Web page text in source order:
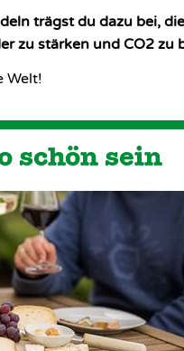
trägst du dazu bei, die
zu stärken und CO2 zu
Welt!
schön sein